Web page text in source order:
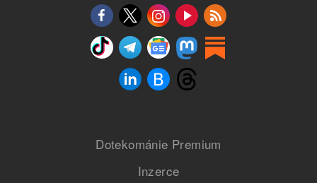
Dotekománie Premium
Inzerce